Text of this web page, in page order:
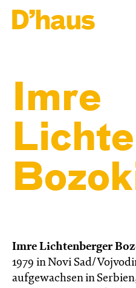
Imre
Imre Lichtenberger
1979 in Novi Sad/
aufgewachsen in